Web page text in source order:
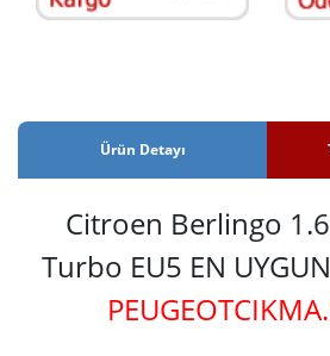
Ürün Detayı
Citroen Berlingo
Turbo EU5 EN